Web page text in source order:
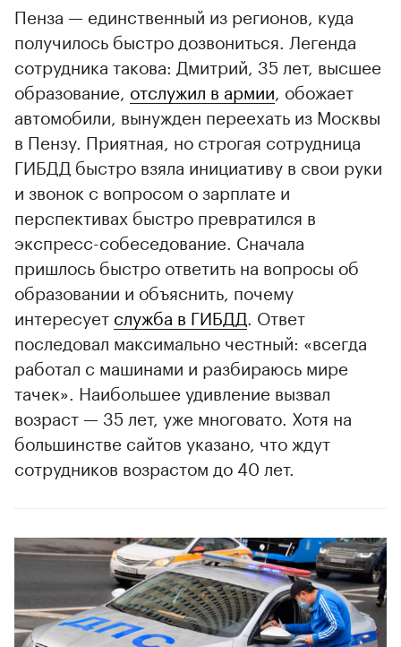
00:00 / 00:00
Пенза — единственный из регионов, куда
получилось быстро дозвониться. Легенда
сотрудника такова: Дмитрий, 35 лет, высшее
образование, отслужил в армии , обожает
автомобили, вынужден переехать из Москвы
в Пензу. Приятная, но строгая сотрудница
ГИБДД быстро взяла инициативу в свои руки
и звонок с вопросом о зарплате и
перспективах быстро превратился в
экспресс-собеседование. Сначала
пришлось быстро ответить на вопросы об
образовании и объяснить, почему
интересует служба в ГИБДД . Ответ
последовал максимально честный: «всегда
работал с машинами и разбираюсь мире
тачек». Наибольшее удивление вызвал
возраст — 35 лет, уже многовато. Хотя на
большинстве сайтов указано, что ждут
сотрудников возрастом до 40 лет.